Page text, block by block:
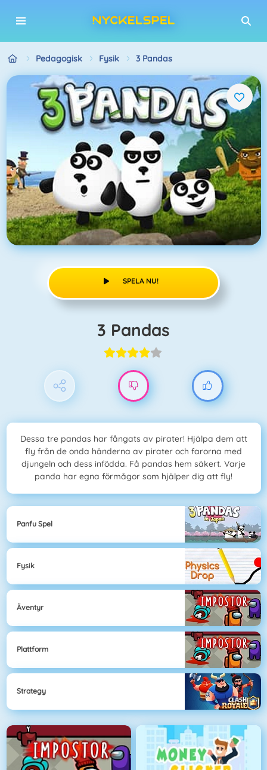
Pedagogisk Fysik 3 Pandas
SPELA NU!
3 Pandas
Dessa tre pandas har fångats av pirater! Hjälpa dem att
fly från de onda händerna av pirater och farorna med
djungeln och dess infödda. Få pandas hem säkert. Varje
panda har egna förmågor som hjälper dig att fly!
Panfu Spel
Fysik
Äventyr
Plattform
Strategy